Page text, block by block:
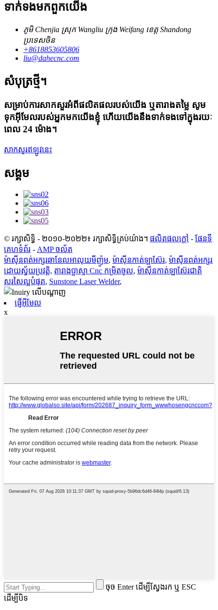
ទាក់ទង​មក​ពួក​យើង
ភូមិ Chenjia ស្រុក Wangliu ក្រុង Weifang ខេត្ត Shandong
ប្រទេសចិន
+8618853605806
liu@dahecnc.com
សំបុត្រថ្មី។
សម្រាប់ការសាកសួរអំពីផលិតផលរបស់យើង ឬតារាងតម្លៃ សូម
ទុកអ៊ីមែលរបស់អ្នកមកយើងខ្ញុំ ហើយយើងនឹងទាក់ទងទៅក្នុងរយៈ
ពេល 24 ម៉ោង។
សាកសួរឥឡូវនេះ
សង្គម
© រក្សាសិទ្ធិ - ២០១០-២០២២៖ រក្សាសិទ្ធិគ្រប់យ៉ាង។ ផលិតផលក្តៅ - ផែនទី
គេហទំព័រ - AMP ចល័ត
ម៉ាស៊ីនពត់អក្សរឆានែលអាលុយមីញ៉ូម, ម៉ាស៊ីនកាត់ឡាស៊ែរ, ម៉ាស៊ីនពត់អក្សរ
ដោយស្វ័យប្រវត្តិ, តារាងប្លាស្មា Cnc កម្រិតចូល, ម៉ាស៊ីនកាត់ឡាស៊ែរជាតិ
សរសៃល្អបំផុត, Sunstone Laser Welder,
ផ្ញើអ៊ីមែល
x
ចុច Enter ដើម្បីស្វែងរក ឬ ESC
ដើម្បីបិទ